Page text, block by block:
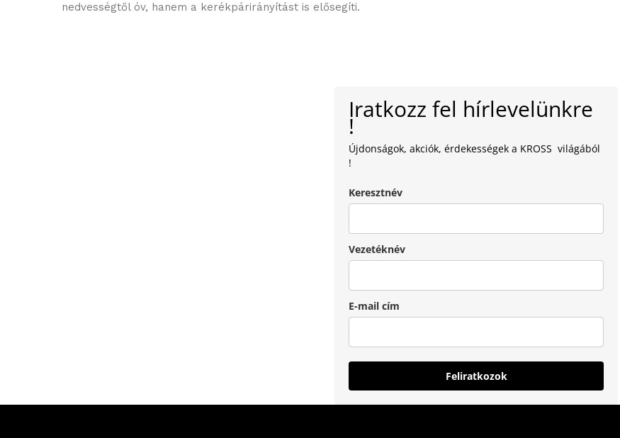
nedvességtől óv, hanem a kerékpárirányítást is elősegíti.
Iratkozz fel hírlevelünkre
!
Újdonságok, akciók, érdekességek a KROSS világából
!
Keresztnév
Vezetéknév
E-mail cím
Feliratkozok